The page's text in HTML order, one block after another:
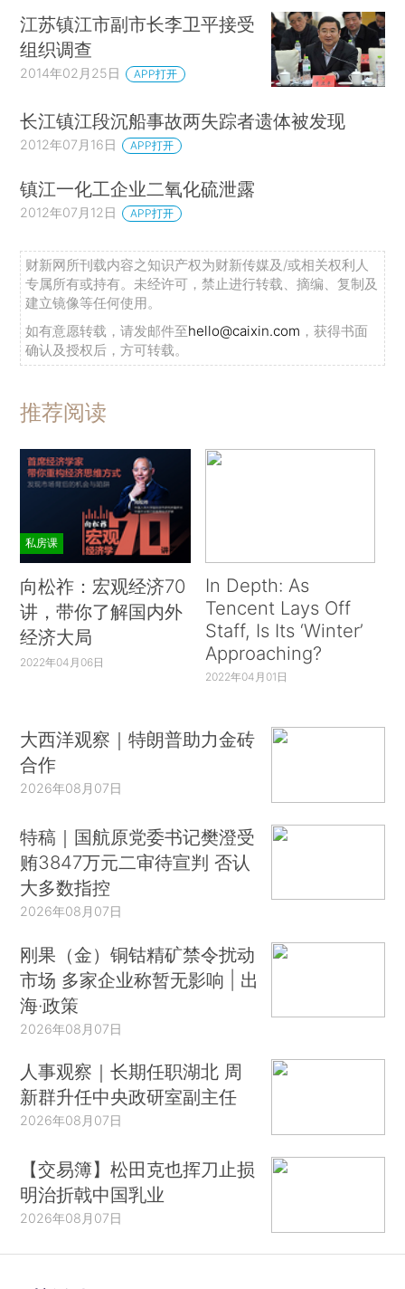
江苏镇江市副市长李卫平接受
组织调查
2014年02月25日 APP打开
长江镇江段沉船事故两失踪者遗体被发现
2012年07月16日 APP打开
镇江一化工企业二氧化硫泄露
2012年07月12日 APP打开
财新网所刊载内容之知识产权为财新传媒及/或相关权利人
专属所有或持有。未经许可，禁止进行转载、摘编、复制及
建立镜像等任何使用。
如有意愿转载，请发邮件至hello@caixin.com ，获得书面
确认及授权后，方可转载。
推荐阅读
私房课
向松祚：宏观经济70
讲，带你了解国内外
经济大局
2022年04月06日
In Depth: As
Tencent Lays Off
Staff, Is Its ‘Winter’
Approaching?
2022年04月01日
大西洋观察｜特朗普助力金砖
合作
2026年08月07日
特稿｜国航原党委书记樊澄受
贿3847万元二审待宣判 否认
大多数指控
2026年08月07日
刚果（金）铜钴精矿禁令扰动
市场 多家企业称暂无影响 | 出
海·政策
2026年08月07日
人事观察｜长期任职湖北 周
新群升任中央政研室副主任
2026年08月07日
【交易簿】松田克也挥刀止损
明治折戟中国乳业
2026年08月07日